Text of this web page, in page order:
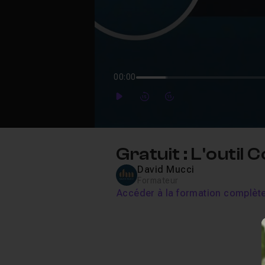
00:00
PlayForwardForward
Gratuit : L'outil
David Mucci
Accéder à la formation